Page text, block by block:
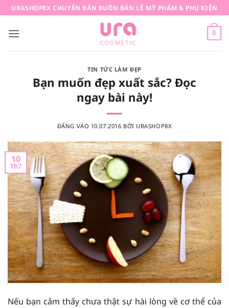
qua
nội
URASHOP8X CHUYÊN BÁN BUÔN BÁN LẺ MỸ PHẨM & PHỤ KIỆN
0
TIN TỨC LÀM ĐẸP
Bạn muốn đẹp xuất sắc? Đọc
ngay bài này!
ĐĂNG VÀO 10.07.2016 BỞI URASHOP8X
10
Th7
Nếu bạn cảm thấy chưa thật sự hài lòng về cơ thể của